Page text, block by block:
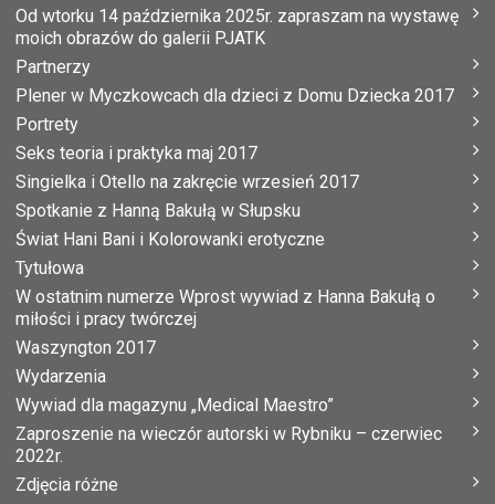
Od wtorku 14 października 2025r. zapraszam na wystawę
moich obrazów do galerii PJATK
Partnerzy
Plener w Myczkowcach dla dzieci z Domu Dziecka 2017
Portrety
Seks teoria i praktyka maj 2017
Singielka i Otello na zakręcie wrzesień 2017
Spotkanie z Hanną Bakułą w Słupsku
Świat Hani Bani i Kolorowanki erotyczne
Tytułowa
W ostatnim numerze Wprost wywiad z Hanna Bakułą o
miłości i pracy twórczej
Waszyngton 2017
Wydarzenia
Wywiad dla magazynu „Medical Maestro”
Zaproszenie na wieczór autorski w Rybniku – czerwiec
2022r.
Zdjęcia różne